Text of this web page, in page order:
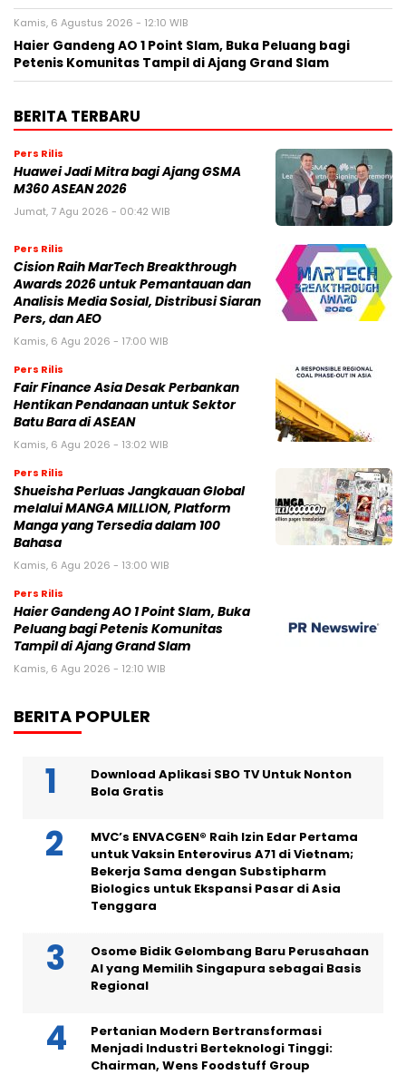
Kamis, 6 Agustus 2026 - 12:10 WIB
Haier Gandeng AO 1 Point Slam, Buka Peluang bagi
Petenis Komunitas Tampil di Ajang Grand Slam
BERITA TERBARU
Pers Rilis
Huawei Jadi Mitra bagi Ajang GSMA
M360 ASEAN 2026
Jumat, 7 Agu 2026 - 00:42 WIB
Pers Rilis
Cision Raih MarTech Breakthrough
Awards 2026 untuk Pemantauan dan
Analisis Media Sosial, Distribusi Siaran
Pers, dan AEO
Kamis, 6 Agu 2026 - 17:00 WIB
Pers Rilis
Fair Finance Asia Desak Perbankan
Hentikan Pendanaan untuk Sektor
Batu Bara di ASEAN
Kamis, 6 Agu 2026 - 13:02 WIB
Pers Rilis
Shueisha Perluas Jangkauan Global
melalui MANGA MILLION, Platform
Manga yang Tersedia dalam 100
Bahasa
Kamis, 6 Agu 2026 - 13:00 WIB
Pers Rilis
Haier Gandeng AO 1 Point Slam, Buka
Peluang bagi Petenis Komunitas
Tampil di Ajang Grand Slam
Kamis, 6 Agu 2026 - 12:10 WIB
BERITA POPULER
Download Aplikasi SBO TV Untuk Nonton
Bola Gratis
MVC’s ENVACGEN® Raih Izin Edar Pertama
untuk Vaksin Enterovirus A71 di Vietnam;
Bekerja Sama dengan Substipharm
Biologics untuk Ekspansi Pasar di Asia
Tenggara
Osome Bidik Gelombang Baru Perusahaan
AI yang Memilih Singapura sebagai Basis
Regional
Pertanian Modern Bertransformasi
Menjadi Industri Berteknologi Tinggi:
Chairman, Wens Foodstuff Group